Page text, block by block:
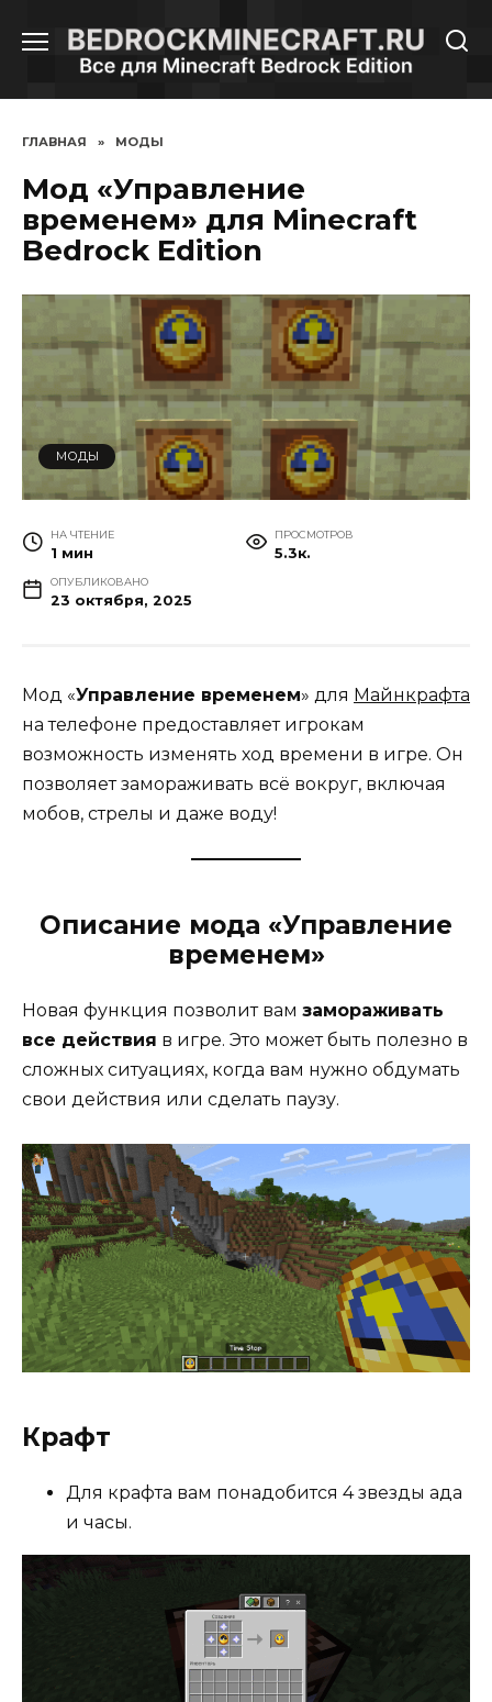
содержанию
ГЛАВНАЯ » МОДЫ
Мод «Управление
временем» для Minecraft
Bedrock Edition
МОДЫ
НА ЧТЕНИЕ
1 мин
ПРОСМОТРОВ
5.3к.
ОПУБЛИКОВАНО
23 октября, 2025
Мод «Управление временем» для Майнкрафта
на телефоне предоставляет игрокам
возможность изменять ход времени в игре. Он
позволяет замораживать всё вокруг, включая
мобов, стрелы и даже воду!
Описание мода «Управление
временем»
Новая функция позволит вам замораживать
все действия в игре. Это может быть полезно в
сложных ситуациях, когда вам нужно обдумать
свои действия или сделать паузу.
Крафт
Для крафта вам понадобится 4 звезды ада
и часы.